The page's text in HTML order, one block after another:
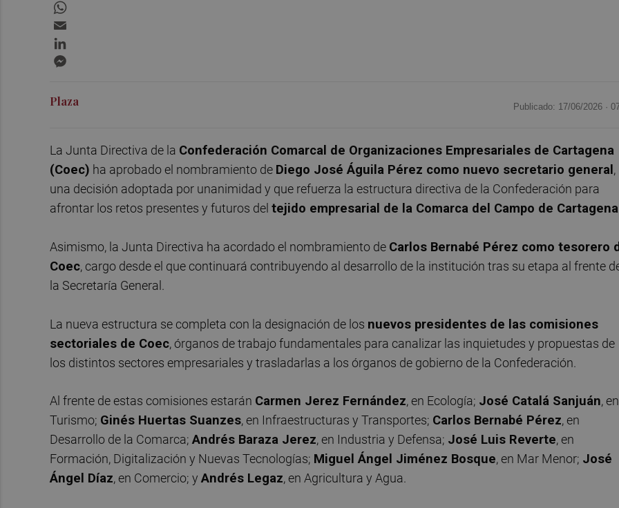
Plaza Publicado: 17/06/2026 ·
La Junta Directiva de la Confederación Comarcal de Organizaciones Empresariales de Cartagena
(Coec) ha aprobado el nombramiento de Diego José Águila Pérez como nuevo secretario general ,
una decisión adoptada por unanimidad y que refuerza la estructura directiva de la Confederación para
afrontar los retos presentes y futuros del tejido empresarial de la Comarca del Campo de Cartagena
Asimismo, la Junta Directiva ha acordado el nombramiento de Carlos Bernabé Pérez como tesorero
Coec, cargo desde el que continuará contribuyendo al desarrollo de la institución tras su etapa al frente
la Secretaría General.
La nueva estructura se completa con la designación de los nuevos presidentes de las comisiones
sectoriales de Coec, órganos de trabajo fundamentales para canalizar las inquietudes y propuestas de
los distintos sectores empresariales y trasladarlas a los órganos de gobierno de la Confederación.
Al frente de estas comisiones estarán Carmen Jerez Fernández, en Ecología; José Catalá Sanjuán, en
Turismo; Ginés Huertas Suanzes, en Infraestructuras y Transportes; Carlos Bernabé Pérez, en
Desarrollo de la Comarca; Andrés Baraza Jerez, en Industria y Defensa; José Luis Reverte, en
Formación, Digitalización y Nuevas Tecnologías; Miguel Ángel Jiménez Bosque, en Mar Menor; José
Ángel Díaz, en Comercio; y Andrés Legaz, en Agricultura y Agua.